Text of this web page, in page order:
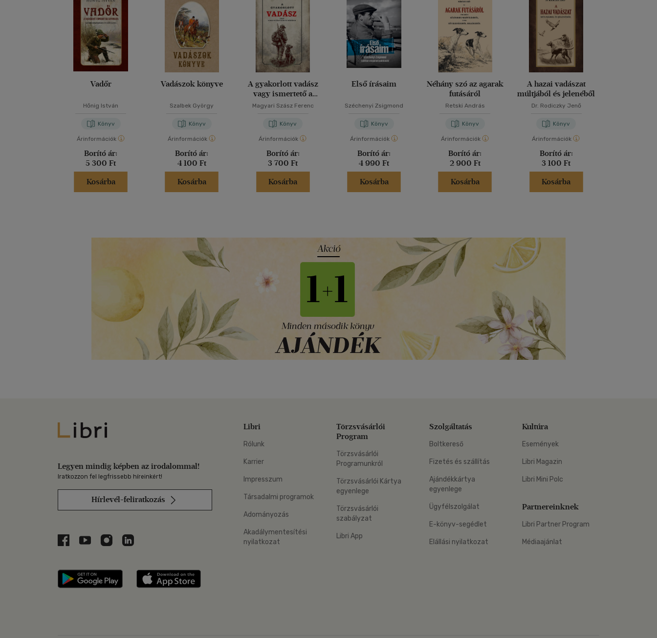
Vadőr
Hőnig István
Könyv
Árinformációk
Borító ár:
5 300 Ft
Kosárba
Vadászok könyve
Szalbek György
Könyv
Árinformációk
Borító ár:
4 100 Ft
Kosárba
A gyakorlott vadász
vagy ismertető a
vadászat köréből
Magyari Szász Ferenc
Könyv
Árinformációk
Borító ár:
3 700 Ft
Kosárba
Első írásaim
Széchenyi Zsigmond
Könyv
Árinformációk
Borító ár:
4 990 Ft
Kosárba
Néhány szó az agarak
futásáról
Retski András
Könyv
Árinformációk
Borító ár:
2 900 Ft
Kosárba
A hazai vadászat
múltjából és jelenéből
Dr. Rodiczky Jenő
Könyv
Árinformációk
Borító ár:
3 100 Ft
Kosárba
Libri
Legyen mindig képben az irodalommal!
Iratkozzon fel legfrissebb híreinkért!
Hírlevél-feliratkozás
Libri a Facebookon
Libri a Youtube-on
Libri az Instagramon
Libri a LinkedInen
Libri applikáció Szerezd meg: Google Play
Libri
Rólunk
Karrier
Impresszum
Társadalmi programok
Adományozás
Akadálymentesítési
nyilatkozat
Törzsvásárlói
Program
Törzsvásárlói
Programunkról
Törzsvásárlói Kártya
egyenlege
Törzsvásárlói
szabályzat
Libri App
Szolgáltatás
Boltkereső
Fizetés és szállítás
Ajándékkártya
egyenlege
Ügyfélszolgálat
E-könyv-segédlet
Elállási nyilatkozat
Kultúra
Események
Libri Magazin
Libri Mini Polc
Partnereinknek
Libri Partner Program
Médiaajánlat